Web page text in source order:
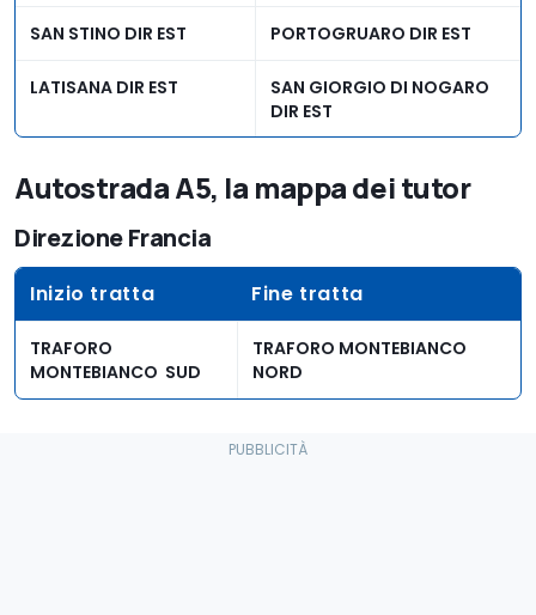
SAN STINO DIR EST PORTOGRUARO DIR EST
LATISANA DIR EST
SAN GIORGIO DI NOGARO
DIR EST
NOGARO DIR EST
VILLESSE DIR EST
Autostrada A5, la mappa dei tutor
Direzione Francia
Inizio tratta Fine tratta
TRAFORO
MONTEBIANCO SUD
TRAFORO MONTEBIANCO
NORD